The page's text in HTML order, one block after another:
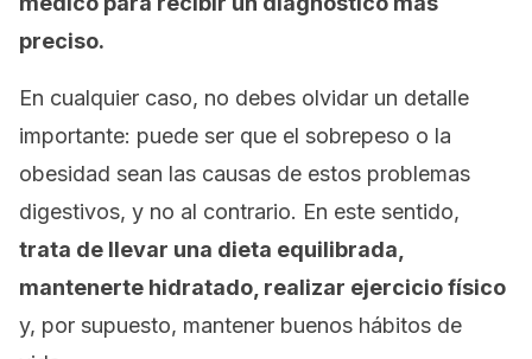
preciso.
En cualquier caso, no debes olvidar un detalle
importante: puede ser que el sobrepeso o la
obesidad sean las causas de estos problemas
digestivos, y no al contrario. En este sentido,
trata de llevar una dieta equilibrada,
mantenerte hidratado, realizar ejercicio físico
y, por supuesto, mantener buenos hábitos de